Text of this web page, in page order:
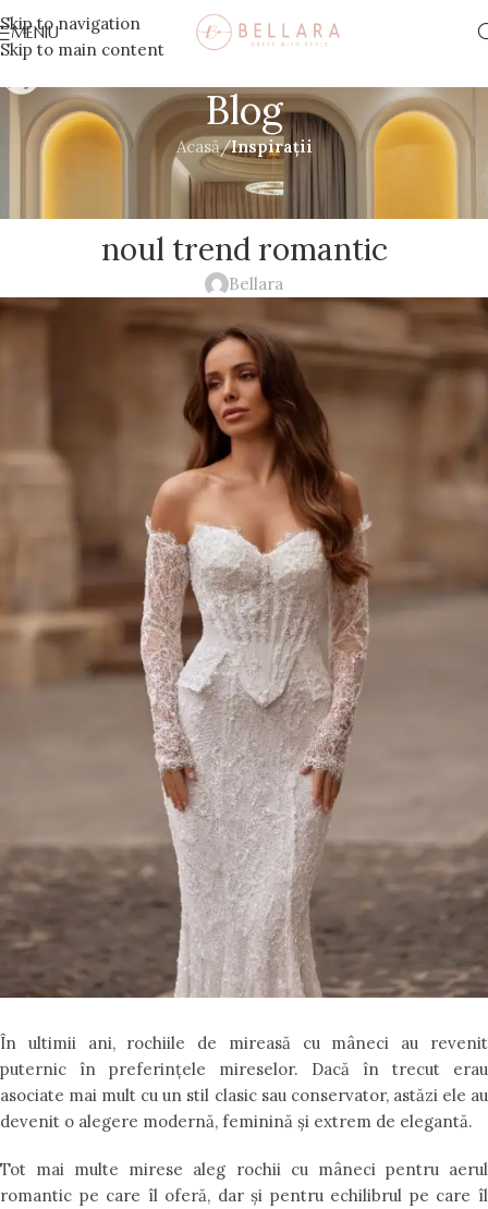
Skip to navigation
Skip to main content
MENIU
Blog
Acasă/Inspirații
INSPIRAȚII
Rochii de mireasă cu mâneci –
noul trend romantic
Bellara
În ultimii ani, rochiile de mireasă cu mâneci au revenit
puternic în preferințele mireselor. Dacă în trecut erau
asociate mai mult cu un stil clasic sau conservator, astăzi ele au
devenit o alegere modernă, feminină și extrem de elegantă.
Tot mai multe mirese aleg rochii cu mâneci pentru aerul
romantic pe care îl oferă, dar și pentru echilibrul pe care îl